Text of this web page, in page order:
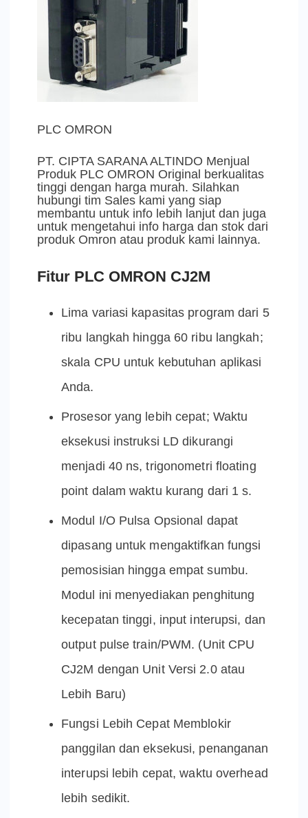
PLC OMRON
PT. CIPTA SARANA ALTINDO Menjual
Produk PLC OMRON Original berkualitas
tinggi dengan harga murah. Silahkan
hubungi tim Sales kami yang siap
membantu untuk info lebih lanjut dan juga
untuk mengetahui info harga dan stok dari
produk Omron atau produk kami lainnya.
Fitur PLC OMRON CJ2M
Lima variasi kapasitas program dari 5
ribu langkah hingga 60 ribu langkah;
skala CPU untuk kebutuhan aplikasi
Anda.
Prosesor yang lebih cepat; Waktu
eksekusi instruksi LD dikurangi
menjadi 40 ns, trigonometri floating
point dalam waktu kurang dari 1 s.
Modul I/O Pulsa Opsional dapat
dipasang untuk mengaktifkan fungsi
pemosisian hingga empat sumbu.
Modul ini menyediakan penghitung
kecepatan tinggi, input interupsi, dan
output pulse train/PWM. (Unit CPU
CJ2M dengan Unit Versi 2.0 atau
Lebih Baru)
Fungsi Lebih Cepat Memblokir
panggilan dan eksekusi, penanganan
interupsi lebih cepat, waktu overhead
lebih sedikit.